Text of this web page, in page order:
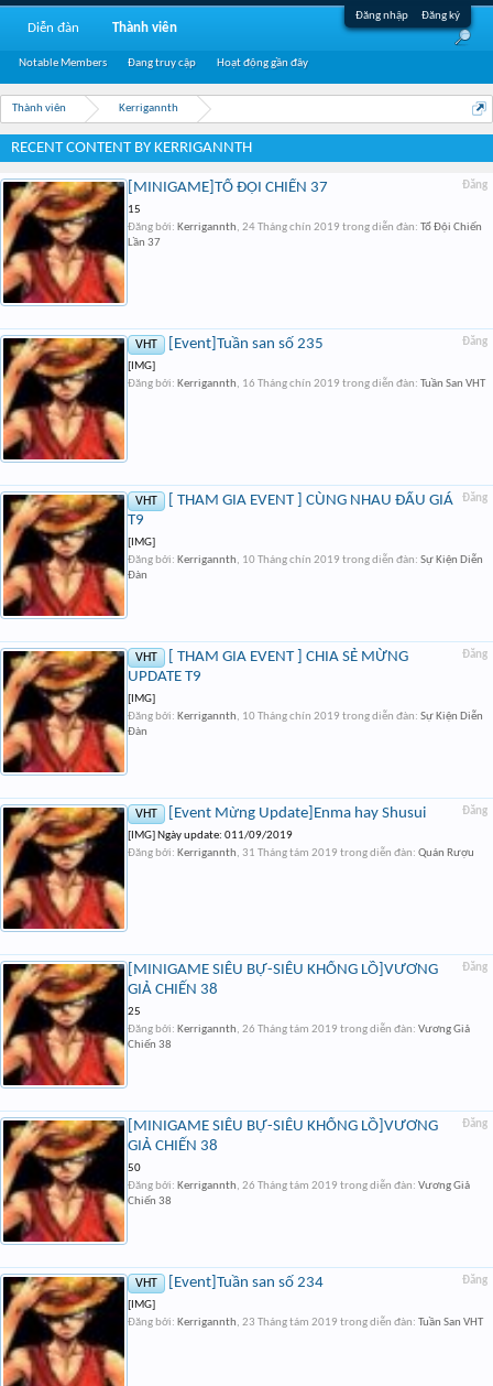
Đăng nhập Đăng ký
Thành viên Kerrigannth
RECENT CONTENT BY KERRIGANNTH
Đăng
[MINIGAME]TỔ ĐỘI CHIẾN 37
15
Đăng bởi: Kerrigannth, 24 Tháng chín 2019 trong diễn đàn: Tổ Đội Chiến
Lần 37
Đăng
VHT [Event]Tuần san số 235
[IMG]
Đăng bởi: Kerrigannth, 16 Tháng chín 2019 trong diễn đàn: Tuần San VHT
Đăng
VHT
[ THAM GIA EVENT ] CÙNG NHAU ĐẤU GIÁ
T9
[IMG]
Đăng bởi: Kerrigannth, 10 Tháng chín 2019 trong diễn đàn: Sự Kiện Diễn
Đàn
Đăng
VHT
[ THAM GIA EVENT ] CHIA SẺ MỪNG
UPDATE T9
[IMG]
Đăng bởi: Kerrigannth, 10 Tháng chín 2019 trong diễn đàn: Sự Kiện Diễn
Đàn
Đăng
VHT [Event Mừng Update]Enma hay Shusui
[IMG] Ngày update: 011/09/2019
Đăng bởi: Kerrigannth, 31 Tháng tám 2019 trong diễn đàn: Quán Rượu
Đăng
[MINIGAME SIÊU BỰ-SIÊU KHỔNG LỒ]VƯƠNG
GIẢ CHIẾN 38
25
Đăng bởi: Kerrigannth, 26 Tháng tám 2019 trong diễn đàn: Vương Giả
Chiến 38
Đăng
[MINIGAME SIÊU BỰ-SIÊU KHỔNG LỒ]VƯƠNG
GIẢ CHIẾN 38
50
Đăng bởi: Kerrigannth, 26 Tháng tám 2019 trong diễn đàn: Vương Giả
Chiến 38
Đăng
VHT [Event]Tuần san số 234
[IMG]
Đăng bởi: Kerrigannth, 23 Tháng tám 2019 trong diễn đàn: Tuần San VHT
Diễn đàn Thành viên
Notable Members Đang truy cập Hoạt động gần đây